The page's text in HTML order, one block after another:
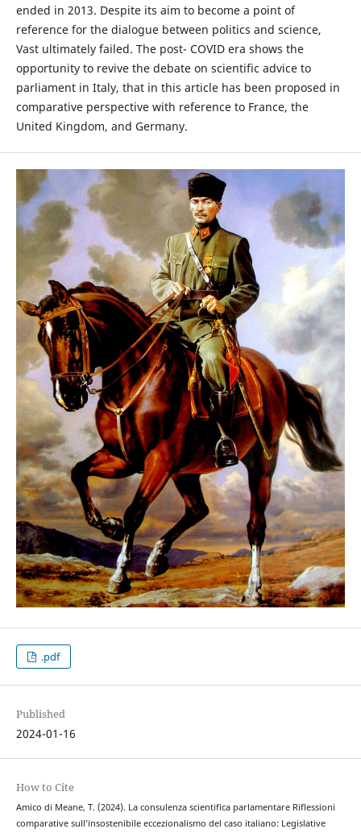
ended in 2013. Despite its aim to become a point of
reference for the dialogue between politics and science,
Vast ultimately failed. The post- COVID era shows the
opportunity to revive the debate on scientific advice to
parliament in Italy, that in this article has been proposed in
comparative perspective with reference to France, the
United Kingdom, and Germany.
.pdf
Published
2024-01-16
How to Cite
Amico di Meane, T. (2024). La consulenza scientifica parlamentare Riflessioni
comparative sull’insostenibile eccezionalismo del caso italiano: Legislative